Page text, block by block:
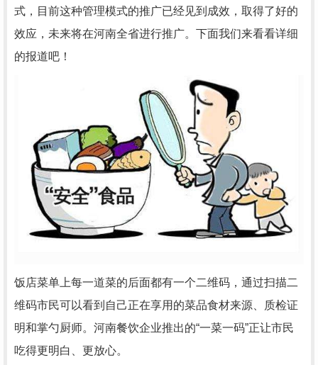
式，目前这种管理模式的推广已经见到成效，取得了好的
效应，未来将在河南全省进行推广。下面我们来看看详细
的报道吧！
饭店菜单上每一道菜的后面都有一个二维码，通过扫描二
维码市民可以看到自己正在享用的菜品食材来源、质检证
明和掌勺厨师。河南餐饮企业推出的“一菜一码”正让市民
吃得更明白、更放心。